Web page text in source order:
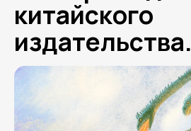
китайского
издательства.